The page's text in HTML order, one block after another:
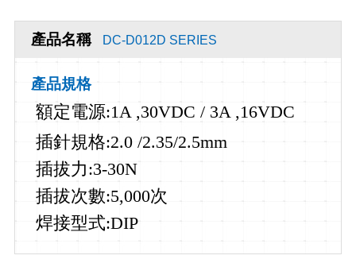
產品名稱 DC-D012D SERIES
產品規格
額定電源:1A ,30VDC / 3A ,16VDC
插針規格:2.0 /2.35/2.5mm
插拔力:3-30N
插拔次數:5,000次
焊接型式:DIP